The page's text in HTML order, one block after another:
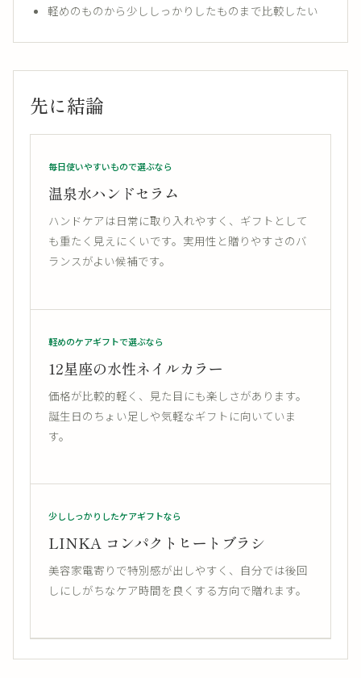
軽めのものから少ししっかりしたものまで比較したい
先に結論
毎日使いやすいもので選ぶなら
温泉水ハンドセラム
ハンドケアは日常に取り入れやすく、ギフトとして
も重たく見えにくいです。実用性と贈りやすさのバ
ランスがよい候補です。
軽めのケアギフトで選ぶなら
12星座の水性ネイルカラー
価格が比較的軽く、見た目にも楽しさがあります。
誕生日のちょい足しや気軽なギフトに向いていま
す。
少ししっかりしたケアギフトなら
LINKA コンパクトヒートブラシ
美容家電寄りで特別感が出しやすく、自分では後回
しにしがちなケア時間を良くする方向で贈れます。